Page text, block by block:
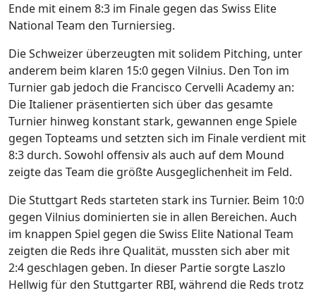
Ende mit einem 8:3 im Finale gegen das Swiss Elite
National Team den Turniersieg.
Die Schweizer überzeugten mit solidem Pitching, unter
anderem beim klaren 15:0 gegen Vilnius. Den Ton im
Turnier gab jedoch die Francisco Cervelli Academy an:
Die Italiener präsentierten sich über das gesamte
Turnier hinweg konstant stark, gewannen enge Spiele
gegen Topteams und setzten sich im Finale verdient mit
8:3 durch. Sowohl offensiv als auch auf dem Mound
zeigte das Team die größte Ausgeglichenheit im Feld.
Die Stuttgart Reds starteten stark ins Turnier. Beim 10:0
gegen Vilnius dominierten sie in allen Bereichen. Auch
im knappen Spiel gegen die Swiss Elite National Team
zeigten die Reds ihre Qualität, mussten sich aber mit
2:4 geschlagen geben. In dieser Partie sorgte Laszlo
Hellwig für den Stuttgarter RBI, während die Reds trotz